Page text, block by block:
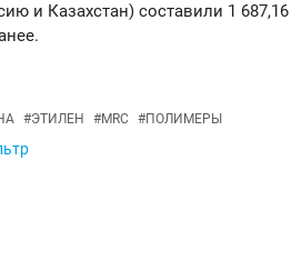
и Казахстан) составили 1 687,16
#ЭТИЛЕН #MRC #ПОЛИМЕРЫ